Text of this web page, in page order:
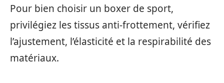
Pour bien choisir un boxer de sport,
privilégiez les tissus anti-frottement, vérifiez
l’ajustement, l’élasticité et la respirabilité des
matériaux.